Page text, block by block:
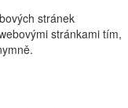
stránek
stránkami tím,